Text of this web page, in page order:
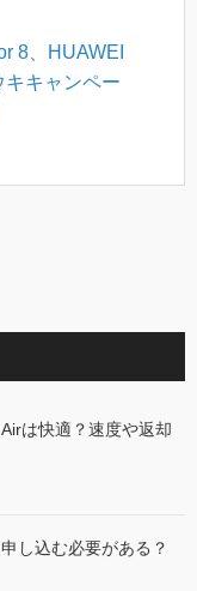
8、HUAWEI
キャンペー
は快適？速度や返却
し込む必要がある？